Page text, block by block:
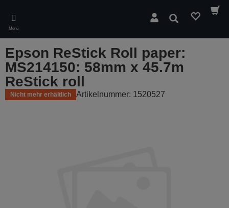
main
content
Menü
Suchen
Epson ReStick Roll paper:
MS214150: 58mm x 45.7m
ReStick roll
Nicht mehr erhältlich Artikelnummer: 1520527